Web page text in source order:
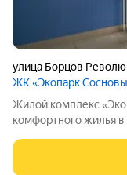
улица Борцов
ЖК «Экопарк
Жилой комплекс «Экопарк
комфортного жилья
современный
Живописное